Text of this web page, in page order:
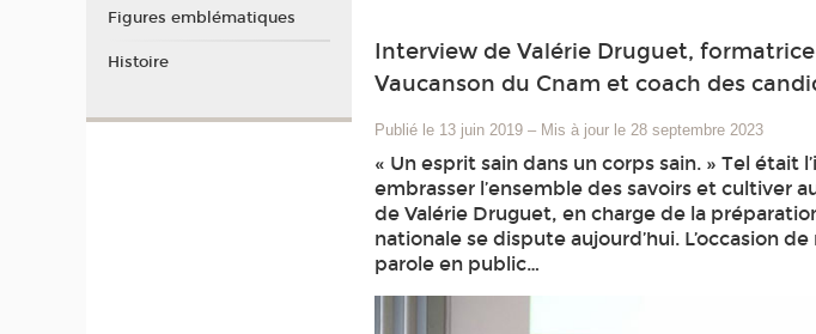
Interview de Valérie Druguet,
Vaucanson du Cnam et coach des
Publié le 13 juin 2019 – Mis à jour le 28 septembre 2023
« Un esprit sain dans un corps sain. » Tel
embrasser l’ensemble des savoirs et cultiver
de Valérie Druguet, en charge de la
nationale se dispute aujourd’hui. L’occasion
parole en public…
Figures emblématiques
Histoire